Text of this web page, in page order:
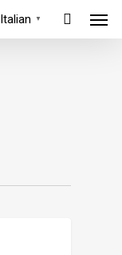
Italian ▼